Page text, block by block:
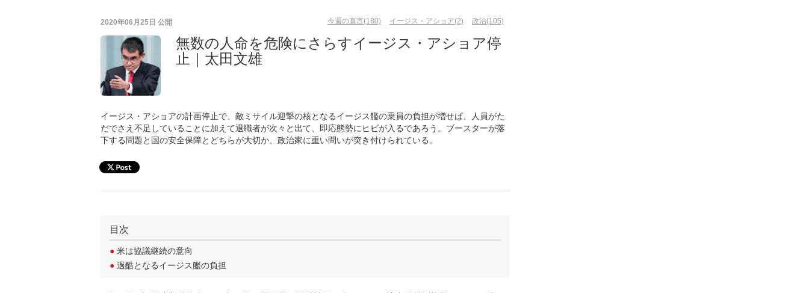
2020年06月25日 公開 今週の直言(180) イージス・アショア(2) 政治(105)
無数の人命を危険にさらすイージス・アショア停
止｜太田文雄
イージス・アショアの計画停止で、敵ミサイル迎撃の核となるイージス艦の乗員の負担が増せば、人員がた
だでさえ不足していることに加えて退職者が次々と出て、即応態勢にヒビが入るであろう。ブースターが落
下する問題と国の安全保障とどちらが大切か、政治家に重い問いが突き付けられている。
目次
● 米は協議継続の意向
● 過酷となるイージス艦の負担